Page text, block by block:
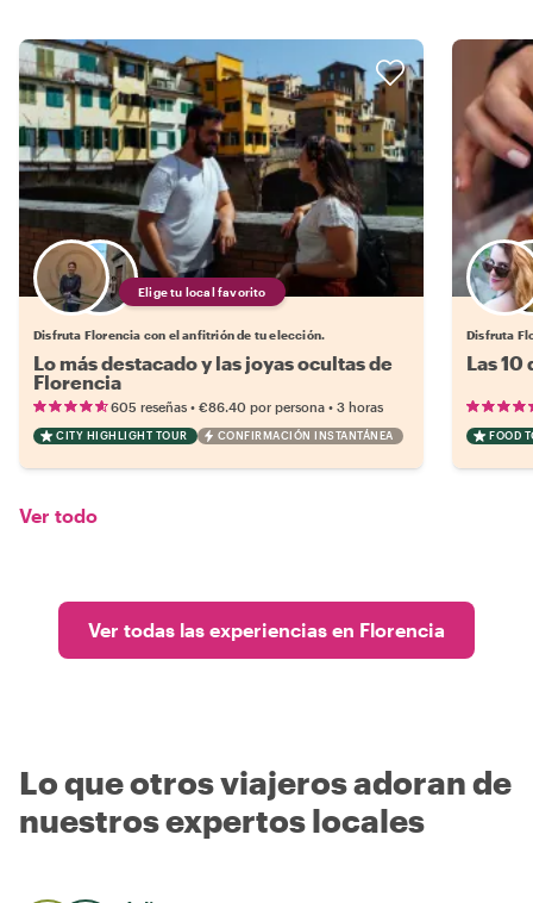
Elige tu local favorito
Disfruta Florencia con el anfitrión de tu elección.
Lo más destacado y las joyas ocultas de
Florencia
605 reseñas • €86.40 por persona • 3 horas
CITY HIGHLIGHT TOUR CONFIRMACIÓN INSTANTÁNEA
Disfruta
Las
FOOD
Ver todo
Ver todas las experiencias en Florencia
Lo que otros viajeros adoran de
nuestros expertos locales